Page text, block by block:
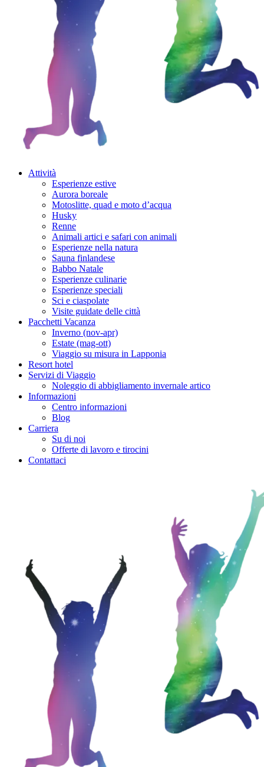
Attività
Esperienze estive
Aurora boreale
Motoslitte, quad e moto d’acqua
Husky
Renne
Animali artici e safari con animali
Esperienze nella natura
Sauna finlandese
Babbo Natale
Esperienze culinarie
Esperienze speciali
Sci e ciaspolate
Visite guidate delle città
Pacchetti Vacanza
Inverno (nov-apr)
Estate (mag-ott)
Viaggio su misura in Lapponia
Resort hotel
Servizi di Viaggio
Noleggio di abbigliamento invernale artico
Informazioni
Centro informazioni
Blog
Carriera
Su di noi
Offerte di lavoro e tirocini
Contattaci